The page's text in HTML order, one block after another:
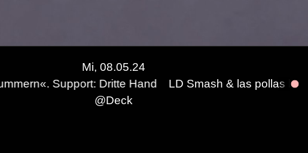
Kunstvolle Abnützung & Samt Sirene
Mi, 08.05.24
Dritte Hand
LD Smash & las pollas hermanas
@Deck